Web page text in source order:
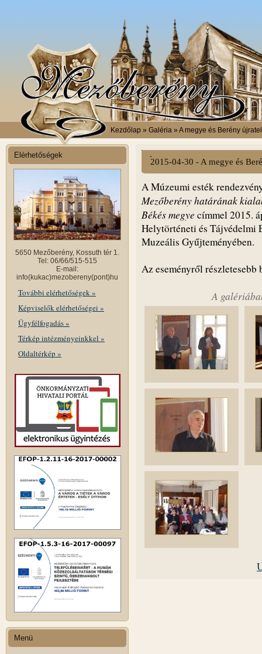
Kezdőlap » Galéria » A megye és Berény
Elérhetőségek
5650 Mezőberény, Kossuth tér 1.
Tel: 06/66/515-515
E-mail:
info(kukac)mezobereny(pont)hu
További elérhetőségek »
Képviselők elérhetőségei »
Ügyfélfogadás »
Térkép intézményeinkkel »
Oldaltérkép »
Menü
2015-04-30 - A megye és
A Múzeumi esték
Mezőberény határának
Békés megye címmel 2015.
Helytörténeti és Tájvédelmi
Muzeális Gyűjteményében.
Az eseményről részletesebb
A